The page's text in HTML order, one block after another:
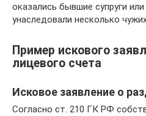
оказались бывшие супруги
унаследовали несколько
Пример искового
лицевого счета
Исковое заявление о
Согласно ст. 210 ГК РФ